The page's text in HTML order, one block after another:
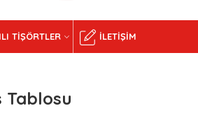
TIŞÖRTLER İLETIŞIM
Tablosu